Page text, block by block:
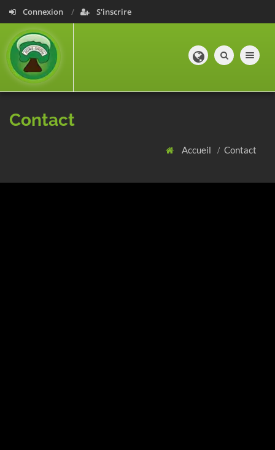
Connexion S'inscrire
Toggle
Contact
Accueil Contact